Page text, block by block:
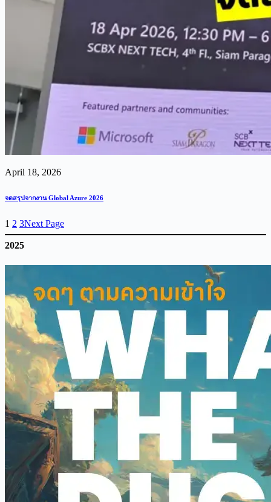
April 18, 2026
จดสรุปจากงาน Global Azure 2026
1 2 3Next Page
2025